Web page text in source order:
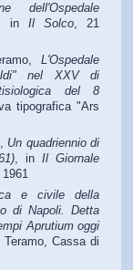
dell'Ospedale
inIl Solco, 21
L'Ospedale
nel XXV di
del 8
tipografica "Ars
Un quadriennio di
, inIl Giornale
e civile della
di Napoli. Detta
Aprutium oggi
Teramo, Cassa di